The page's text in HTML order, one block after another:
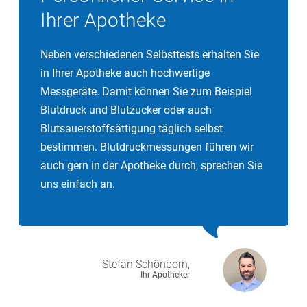
sensibel reagieren, muss ein positives Ergebnis nicht
Achten Sie auch auf das CE-Zeichen. Es garantiert die
Zulassung des Tests in Europa. Außerdem gibt es an,
dass der Test für die Verwendung durch Laien
entwickelt wurde.
Tropfen auf den Träger gegeben. In wenigen Minuten
können Sie das Ergebnis ablesen. Mit dem Antigen-
sogenannte Nucleocapsid, des Coronavirus SARS-
CoV-2 nachgewiesen. Sind ausreichend Viren in der
Probe enthalten, reagieren die Strukturen, auch
Antigene genannt, sichtbar mit dem Teststreifen –
und der Test ist positiv.
Ihrer Apotheke
Neben verschiedenen Selbsttests erhalten Sie
in Ihrer Apotheke auch hochwertige
Messgeräte. Damit können Sie zum Beispiel
Blutdruck und Blutzucker oder auch
Blutsauerstoffsättigung täglich selbst
bestimmen. Blutdruckmessungen führen wir
auch gern in der Apotheke durch, sprechen Sie
uns einfach an.
Stefan Schönborn,
Ihr Apotheker